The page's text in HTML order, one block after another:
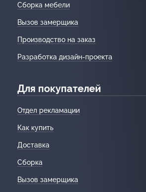
Сборка мебели
Вызов замерщика
Производство на заказ
Разработка дизайн-проекта
Для покупателей
Отдел рекламации
Как купить
Доставка
Сборка
Вызов замерщика